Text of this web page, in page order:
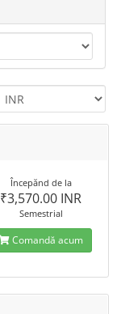
Începănd de la
₹3,570.00 INR
Semestrial
Comandă acum